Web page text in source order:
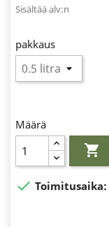
Sisältää alv:n
pakkaus
Määrä

 Toimitusaika: